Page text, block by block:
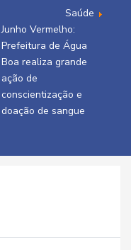
Saúde
Junho Vermelho:
Prefeitura de Água
Boa realiza grande
ação de
conscientização e
doação de sangue